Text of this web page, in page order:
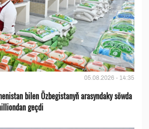
05.08.2026 - 14:35
bilen Özbegistanyň arasyndaky söwda
geçdi